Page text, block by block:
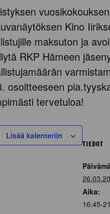
Kino
maksuton ja
RKP Hämeen
osoitteeseen
tervetuloa!
Lisää kalenteriin
TIEDOT
Aika:
16:45-